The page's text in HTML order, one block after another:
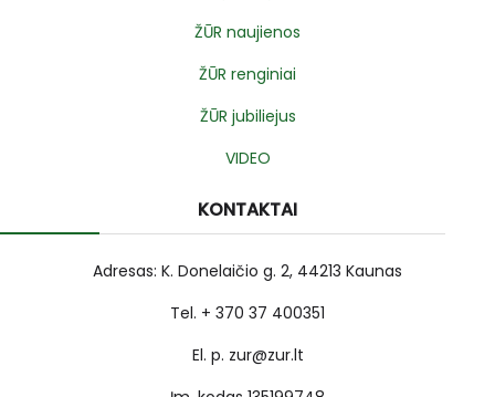
ŽŪR naujienos
ŽŪR renginiai
ŽŪR jubiliejus
VIDEO
KONTAKTAI
Adresas: K. Donelaičio g. 2, 44213 Kaunas
Tel. + 370 37 400351
El. p. zur@zur.lt